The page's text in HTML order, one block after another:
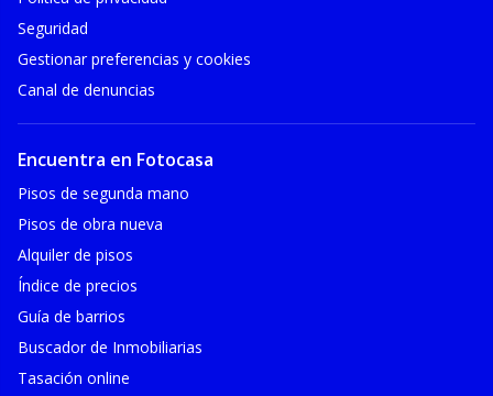
Seguridad
Gestionar preferencias y cookies
Canal de denuncias
Encuentra en Fotocasa
Pisos de segunda mano
Pisos de obra nueva
Alquiler de pisos
Índice de precios
Guía de barrios
Buscador de Inmobiliarias
Tasación online